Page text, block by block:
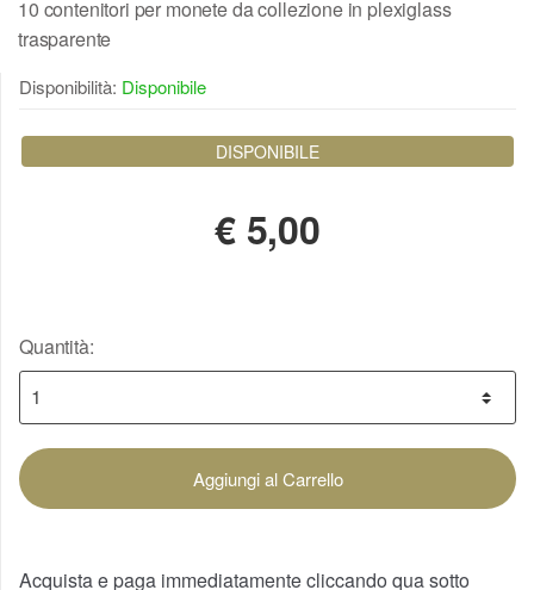
10 contenitori per monete da collezione in plexiglass
trasparente
Disponibilità: Disponibile
DISPONIBILE
€ 5,00
Quantità:
Aggiungi al Carrello
Acquista e paga immediatamente cliccando qua sotto